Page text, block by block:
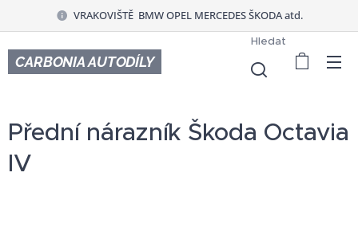
VRAKOVIŠTĚ BMW OPEL MERCEDES ŠKODA atd.
CARBONIA AUTODÍLY
Hledat
Přední nárazník Škoda Octavia
IV